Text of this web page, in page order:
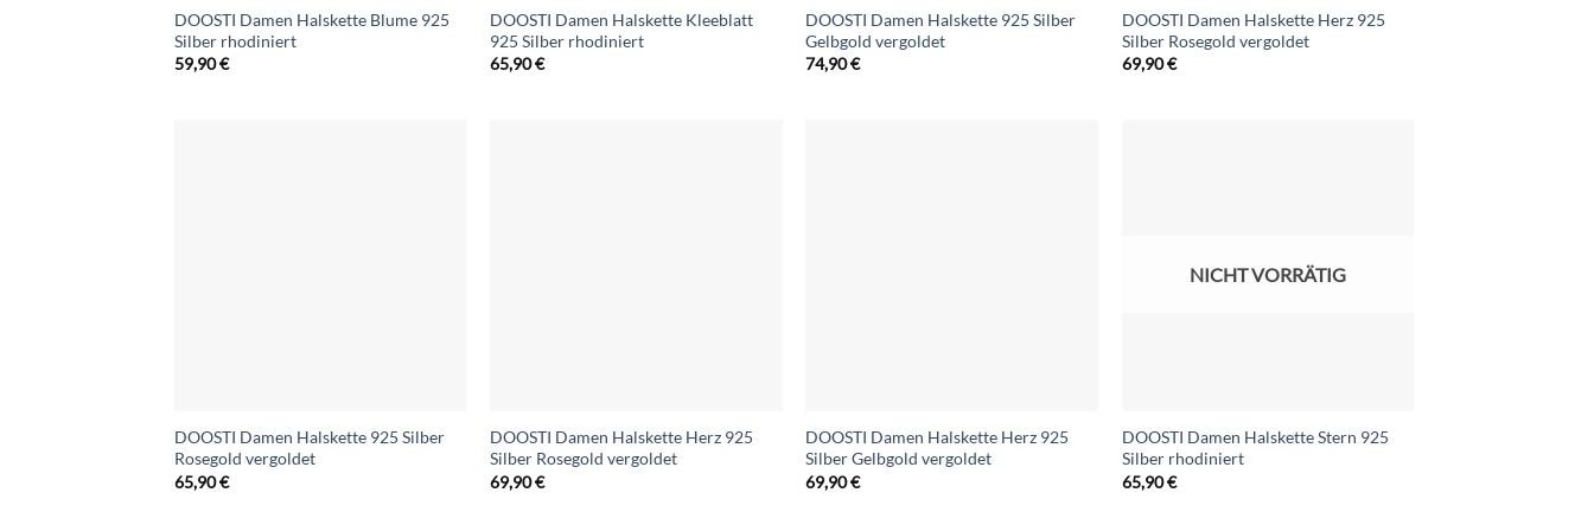
DOOSTI Damen Halskette Blume 925
Silber rhodiniert
59,90€
DOOSTI Damen Halskette Kleeblatt
925 Silber rhodiniert
65,90€
DOOSTI Damen Halskette 925 Silber
Gelbgold vergoldet
74,90€
DOOSTI Damen Halskette Herz 925
Silber Rosegold vergoldet
69,90€
DOOSTI Damen Halskette 925 Silber
Rosegold vergoldet
65,90€
DOOSTI Damen Halskette Herz 925
Silber Rosegold vergoldet
69,90€
DOOSTI Damen Halskette Herz 925
Silber Gelbgold vergoldet
69,90€
NICHT VORRÄTIG
DOOSTI Damen Halskette Stern 925
Silber rhodiniert
65,90€